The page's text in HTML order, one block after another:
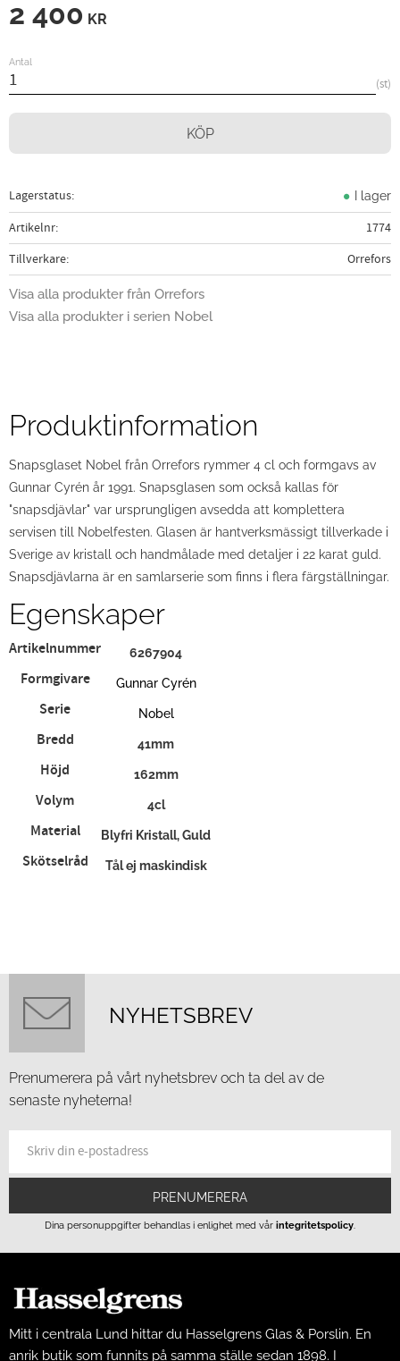
2 400 KR
Antal
st
KÖP
Lagerstatus I lager
Artikelnr
1774
Tillverkare
Orrefors
Visa alla produkter från Orrefors
Visa alla produkter i serien Nobel
Produktinformation
Snapsglaset Nobel från Orrefors rymmer 4 cl och formgavs av
Gunnar Cyrén år 1991. Snapsglasen som också kallas för
"snapsdjävlar" var ursprungligen avsedda att komplettera
servisen till Nobelfesten. Glasen är hantverksmässigt tillverkade i
Sverige av kristall och handmålade med detaljer i 22 karat guld.
Snapsdjävlarna är en samlarserie som finns i flera färgställningar.
Egenskaper
Artikelnummer 6267904
Formgivare Gunnar Cyrén
Serie Nobel
Bredd 41mm
Höjd 162mm
Volym 4cl
Material Blyfri Kristall, Guld
Skötselråd Tål ej maskindisk
NYHETSBREV
Prenumerera på vårt nyhetsbrev och ta del av de
senaste nyheterna!
PRENUMERERA
Dina personuppgifter behandlas i enlighet med vår integritetspolicy
Mitt i centrala Lund hittar du Hasselgrens Glas & Porslin. En
anrik butik som funnits på samma ställe sedan 1898. I